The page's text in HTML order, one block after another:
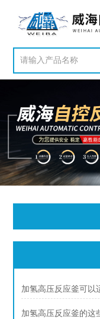
加氢高压反应釜可以
加氢高压反应釜的这